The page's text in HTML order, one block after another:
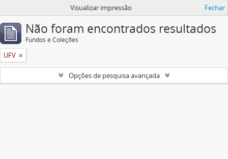
Visualizar impressão Fechar
Não foram encontrados resultados
Fundos e Coleções
UFV
Opções de pesquisa avançada